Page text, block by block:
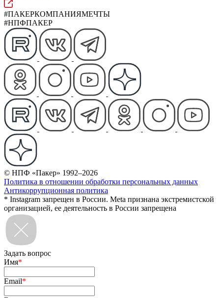
#ПАКЕРКОМПАНИЯМЕЧТЫ
#НПФПАКЕР
© НПФ «Пакер» 1992–2026
Политика в отношении обработки персональных данных
Антикоррупционная политика
* Instagram запрещен в России. Meta признана экстремистской
организацией, ее деятельность в России запрещена
Задать вопрос
Имя*
Email*